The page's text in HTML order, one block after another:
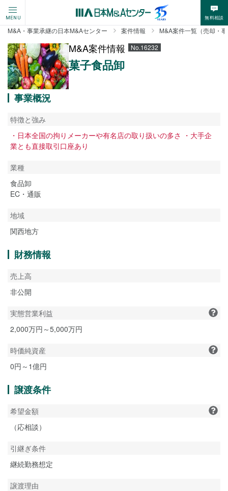
MENU 無料相談
M&A・事業承継の日本M&Aセンター 案件情報 M&A案件一覧（売却・
M&A案件情報 No.16232
菓子食品卸
事業概況
特徴と強み
・日本全国の拘りメーカーや有名店の取り扱いの多さ ・大手企
業とも直接取引口座あり
業種
食品卸
EC・通販
地域
関西地方
財務情報
売上高
非公開
実態営業利益
2,000万円～5,000万円
時価純資産
0円～1億円
譲渡条件
希望金額
（応相談）
引継ぎ条件
継続勤務想定
譲渡理由